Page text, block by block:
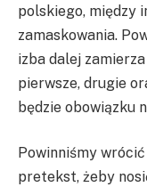
polskiego, między
zamaskowania.
izba dalej
pierwsze, drugie
będzie obowiązku
Powinniśmy
pretekst, żeby